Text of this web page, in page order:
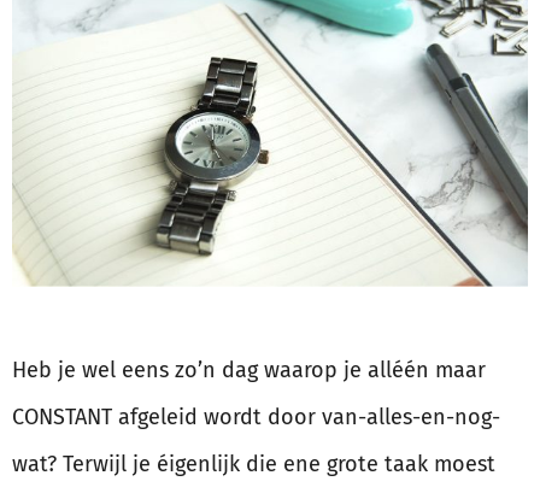
Heb je wel eens zo’n dag waarop je alléén maar
CONSTANT afgeleid wordt door van-alles-en-nog-
wat? Terwijl je éigenlijk die ene grote taak moest